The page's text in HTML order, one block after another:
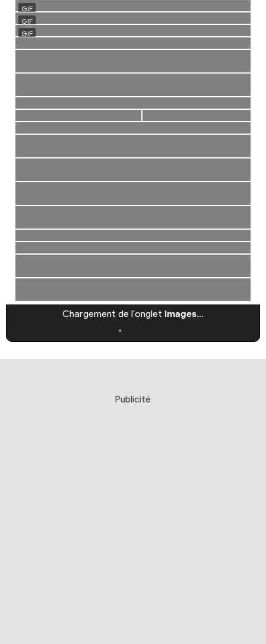
Chargement de l'onglet images…
Publicité